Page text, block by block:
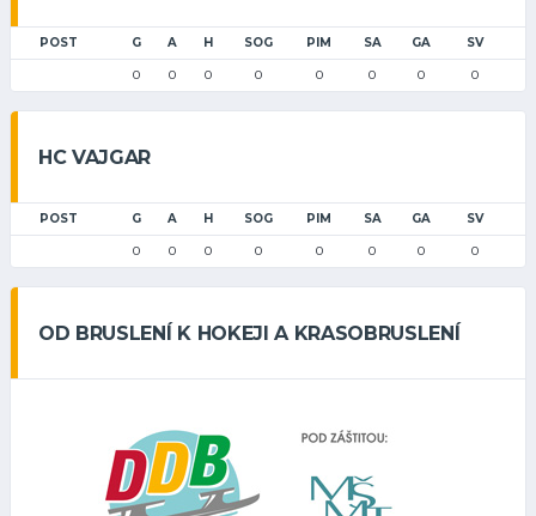
POST G A H SOG PIM SA GA SV
0 0 0 0 0 0 0 0
HC VAJGAR
POST G A H SOG PIM SA GA SV
0 0 0 0 0 0 0 0
OD BRUSLENÍ K HOKEJI A KRASOBRUSLENÍ